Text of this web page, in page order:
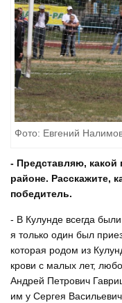
Фото: Евгений
- Представляю, какой
районе. Расскажите,
победитель.
- В Кулунде всегда
я только один был
которая родом из
крови с малых лет,
Андрей Петрович
им у Сергея